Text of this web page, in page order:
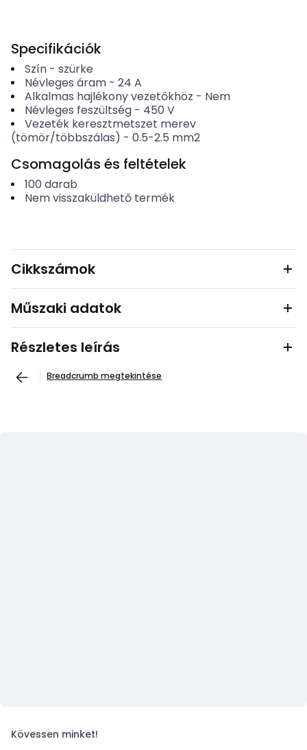
Specifikációk
Szín- szürke
Névleges áram- 24 A
Alkalmas hajlékony vezetőkhöz - Nem
Névleges feszültség- 450 V
Vezeték keresztmetszet merev
(tömör/többszálas) - 0.5-2.5 mm2
Csomagolás és feltételek
100 darab
Nem visszaküldhető termék
Cikkszámok
Műszaki adatok
Részletes leírás
Breadcrumb megtekintése
Kövessen minket!